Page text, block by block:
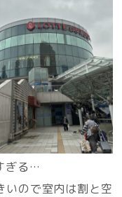
ぎる…
いので室内は割と空